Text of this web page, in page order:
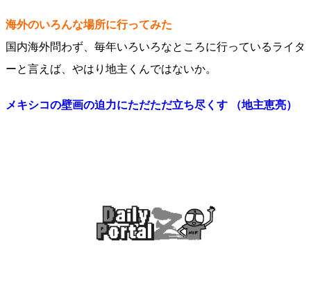
海外のいろんな場所に行ってみた
国内海外問わず、毎年いろいろなところに行っているライタ
ーと言えば、やはり地主くんではないか。
メキシコの壁画の迫力にただただ立ち尽くす （地主恵亮）